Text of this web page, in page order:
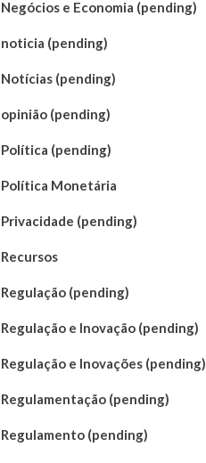
Negócios e Economia (pending)
noticia (pending)
Notícias (pending)
opinião (pending)
Política (pending)
Política Monetária
Privacidade (pending)
Recursos
Regulação (pending)
Regulação e Inovação (pending)
Regulação e Inovações (pending)
Regulamentação (pending)
Regulamento (pending)